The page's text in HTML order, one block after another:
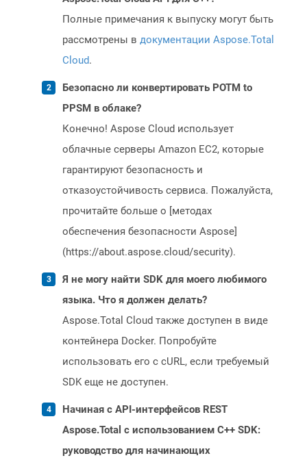
Полные примечания к выпуску могут быть
рассмотрены в документации Aspose.Total
Cloud.
Безопасно ли конвертировать POTM to
PPSM в облаке?
Конечно! Aspose Cloud использует
облачные серверы Amazon EC2, которые
гарантируют безопасность и
отказоустойчивость сервиса. Пожалуйста,
прочитайте больше о [методах
обеспечения безопасности Aspose]
(https://about.aspose.cloud/security).
Я не могу найти SDK для моего любимого
языка. Что я должен делать?
Aspose.Total Cloud также доступен в виде
контейнера Docker. Попробуйте
использовать его с cURL, если требуемый
SDK еще не доступен.
Начиная с API-интерфейсов REST
Aspose.Total с использованием C++ SDK:
руководство для начинающих